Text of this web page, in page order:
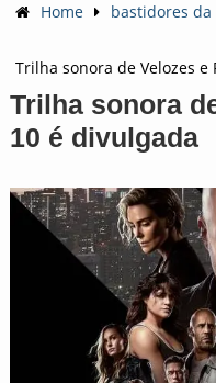
Home bastidores da
Trilha sonora de Velozes e
Trilha sonora
10 é divulgada